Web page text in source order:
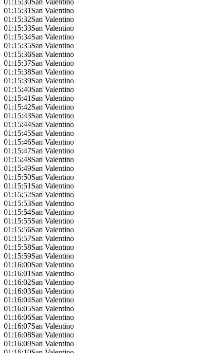
01:15:30San Valentino
01:15:31San Valentino
01:15:32San Valentino
01:15:33San Valentino
01:15:34San Valentino
01:15:35San Valentino
01:15:36San Valentino
01:15:37San Valentino
01:15:38San Valentino
01:15:39San Valentino
01:15:40San Valentino
01:15:41San Valentino
01:15:42San Valentino
01:15:43San Valentino
01:15:44San Valentino
01:15:45San Valentino
01:15:46San Valentino
01:15:47San Valentino
01:15:48San Valentino
01:15:49San Valentino
01:15:50San Valentino
01:15:51San Valentino
01:15:52San Valentino
01:15:53San Valentino
01:15:54San Valentino
01:15:55San Valentino
01:15:56San Valentino
01:15:57San Valentino
01:15:58San Valentino
01:15:59San Valentino
01:16:00San Valentino
01:16:01San Valentino
01:16:02San Valentino
01:16:03San Valentino
01:16:04San Valentino
01:16:05San Valentino
01:16:06San Valentino
01:16:07San Valentino
01:16:08San Valentino
01:16:09San Valentino